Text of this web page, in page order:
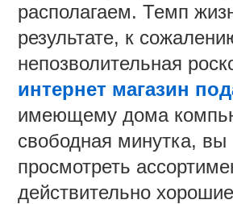
располагаем. Темп
результате, к
непозволительная
интернет магазин
имеющему дома
свободная минутка, вы
просмотреть
действительно